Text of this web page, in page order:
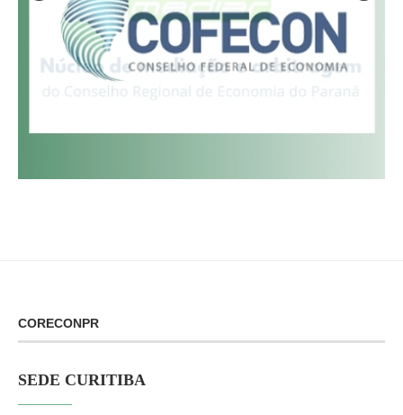
CORECONPR
SEDE CURITIBA